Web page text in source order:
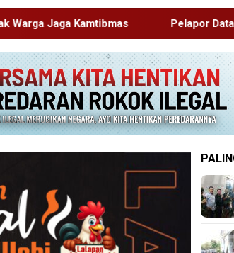
Pelapor Datangi Dua Lembaga,